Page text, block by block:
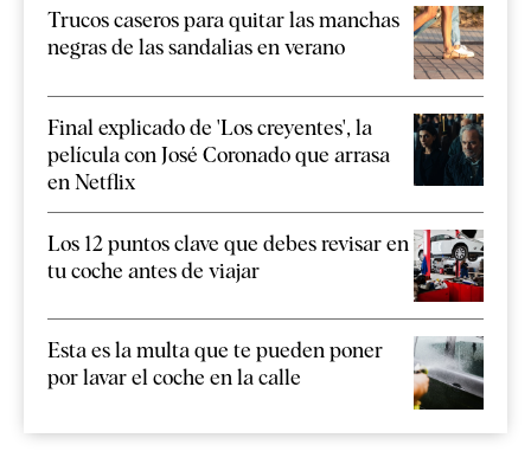
Trucos caseros para quitar las manchas
negras de las sandalias en verano
Final explicado de 'Los creyentes', la
película con José Coronado que arrasa
en Netflix
Los 12 puntos clave que debes revisar en
tu coche antes de viajar
Esta es la multa que te pueden poner
por lavar el coche en la calle